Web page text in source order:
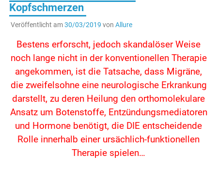
Kopfschmerzen
Veröffentlicht am30/03/2019 von Allure
Bestens erforscht, jedoch skandalöser Weise
noch lange nicht in der konventionellen Therapie
angekommen, ist die Tatsache, dass Migräne,
die zweifelsohne eine neurologische Erkrankung
darstellt, zu deren Heilung den orthomolekulare
Ansatz um Botenstoffe, Entzündungsmediatoren
und Hormone benötigt, die DIE entscheidende
Rolle innerhalb einer ursächlich-funktionellen
Therapie spielen…